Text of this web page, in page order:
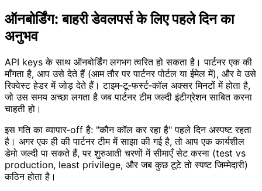
ऑनबोर्डिंग: बाहरी डेवलपर्स के लिए पहले दिन का
अनुभव
API keys के साथ ऑनबोर्डिंग लगभग त्वरित हो सकता है। पार्टनर एक की
माँगता है, आप उसे देते हैं (आम तौर पर पार्टनर पोर्टल या ईमेल में), और वे उसे
रिक्वेस्ट हेडर में जोड़ देते हैं। टाइम‑टू‑फर्स्ट‑कॉल अक्सर मिनटों में होता है,
जो उस समय अच्छा लगता है जब पार्टनर टीम जल्दी इंटीग्रेशन साबित करना
चाहती हो।
इस गति का व्यापार‑off है: "कौन कॉल कर रहा है" पहले दिन अस्पष्ट रहता
है। अगर एक ही की पार्टनर टीम में साझा की गई है, तो आप एक कार्यशील
डेमो जल्दी पा सकते हैं, पर शुरुआती चरणों में सीमाएँ सेट करना (test vs
production, least privilege, और जब कुछ टूटे तो स्पष्ट जिम्मेदारी)
कठिन होता है।